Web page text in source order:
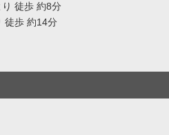
徒歩 約8分
徒歩 約14分